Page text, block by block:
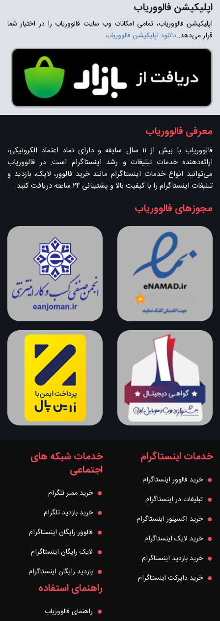
اپلیکیشن فالووریاب
اپلیکیشن فالووریاب، تمامی امکانات وب سایت فالووریاب را در اختیار شما
قرار می‌دهد. دانلود اپلیکیشن فالووریاب
معرفی فالووریاب
فالووریاب با بیش از ۱۱ سال سابقه و دارای نماد اعتماد الکرونیکی،
ارائه‌دهنده خدمات تبلیغات و رشد اینستاگرام است. در فالووریاب
می‌توانید انواع خدمات اینستاگرام مانند خرید فالوور، لایک، بازدید و
تبلیغات اینستاگرام را با کیفیت بالا و پشتیبانی ۲۴ ساعته دریافت کنید.
مجوزهای فالووریاب
خدمات اینستاگرام
خرید فالوور اینستاگرام
تبلیغات در اینستاگرام
خرید اکسپلور اینستاگرام
خرید لایک اینستاگرام
خرید بازدید اینستاگرام
خرید دایرکت اینستاگرام
خدمات شبکه های
اجتماعی
خرید ممبر تلگرام
خرید بازدید تلگرام
فالوور رایگان اینستاگرام
لایک رایگان اینستاگرام
بازدید رایگان اینستاگرام
راهنمای استفاده
راهنمای فالووریاب